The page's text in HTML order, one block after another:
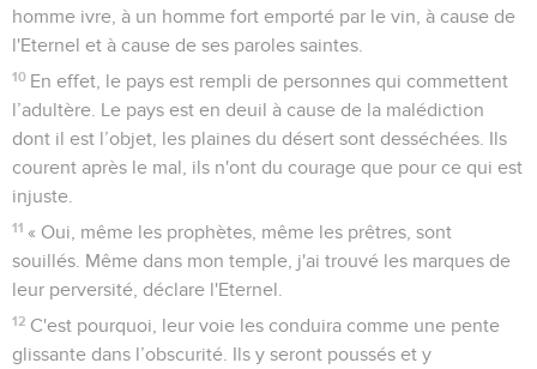
homme ivre, à un homme fort emporté par le vin, à cause de
l'Eternel et à cause de ses paroles saintes.
10 En effet, le pays est rempli de personnes qui commettent
l’adultère. Le pays est en deuil à cause de la malédiction
dont il est l’objet, les plaines du désert sont desséchées. Ils
courent après le mal, ils n'ont du courage que pour ce qui est
injuste.
11 « Oui, même les prophètes, même les prêtres, sont
souillés. Même dans mon temple, j'ai trouvé les marques de
leur perversité, déclare l'Eternel.
12 C'est pourquoi, leur voie les conduira comme une pente
glissante dans l’obscurité. Ils y seront poussés et y